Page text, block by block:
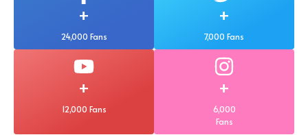
+
24,000 Fans
+
7,000 Fans
+
12,000 Fans
+
6,000
Fans